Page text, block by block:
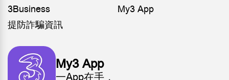
3Business
My3 App
提防詐騙資訊
My3 App
一App在手，